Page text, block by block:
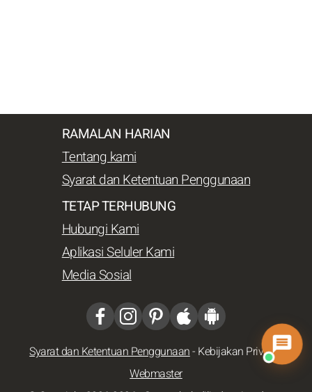
RAMALAN HARIAN
Tentang kami
Syarat dan Ketentuan Penggunaan
TETAP TERHUBUNG
Hubungi Kami
Aplikasi Seluler Kami
Media Sosial
Syarat dan Ketentuan Penggunaan- Kebijakan Privasi-
Webmaster